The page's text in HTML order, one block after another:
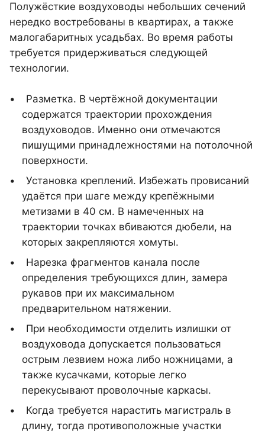
Полужёсткие воздуховоды небольших сечений
нередко востребованы в квартирах, а также
малогабаритных усадьбах. Во время работы
требуется придерживаться следующей
технологии.
Разметка. В чертёжной документации
содержатся траектории прохождения
воздуховодов. Именно они отмечаются
пишущими принадлежностями на потолочной
поверхности.
Установка креплений. Избежать провисаний
удаётся при шаге между крепёжными
метизами в 40 см. В намеченных на
траектории точках вбиваются дюбели, на
которых закрепляются хомуты.
Нарезка фрагментов канала после
определения требующихся длин, замера
рукавов при их максимальном
предварительном натяжении.
При необходимости отделить излишки от
воздуховода допускается пользоваться
острым лезвием ножа либо ножницами, а
также кусачками, которые легко
перекусывают проволочные каркасы.
Когда требуется нарастить магистраль в
длину, тогда противоположные участки